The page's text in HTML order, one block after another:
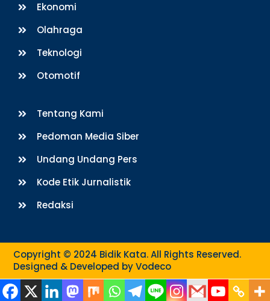
Ekonomi
Olahraga
Teknologi
Otomotif
Tentang Kami
Pedoman Media Siber
Undang Undang Pers
Kode Etik Jurnalistik
Redaksi
Copyright © 2024 Bidik Kata. All Rights Reserved.
Designed & Developed byVodeco